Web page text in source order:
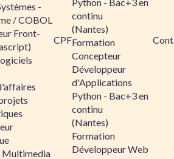
-
/ COBOL
Front-
Multimedia
CPF
continu
(Nantes)
Formation
Concepteur
Développeur
d'Applications
Python - Bac+3 en
continu
(Nantes)
Formation
Développeur Web